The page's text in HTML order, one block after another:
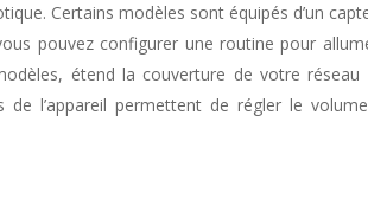
Certains modèles sont équipés d’un
pouvez configurer une routine pour
étend la couverture de votre réseau
l’appareil permettent de régler le